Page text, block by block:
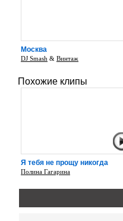
Москва
DJ Smash & Винтаж
Похожие клипы
Я тебя не прощу никогда
Полина Гагарина